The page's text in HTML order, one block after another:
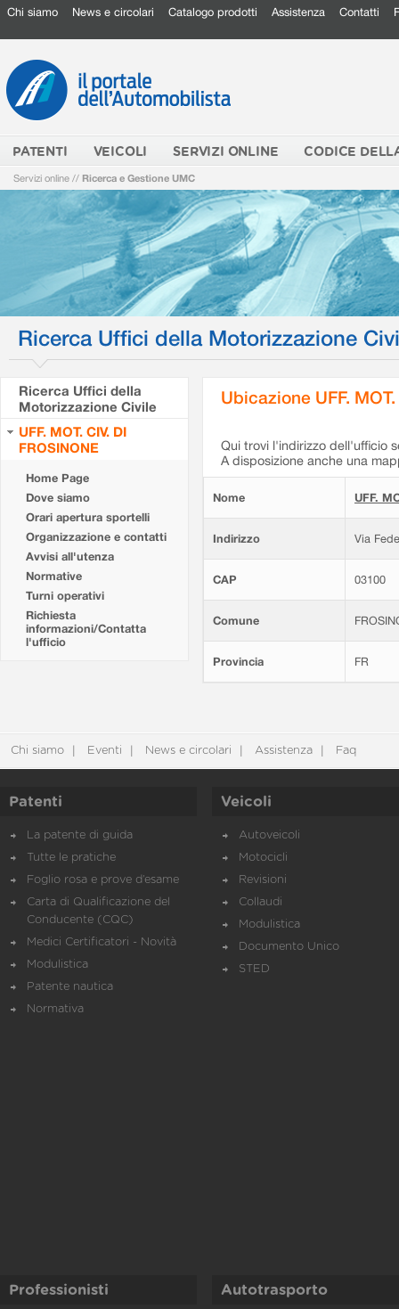
Chi siamo News e circolari Catalogo prodotti Assistenza Contatti
PATENTI VEICOLI SERVIZI ONLINE CODICE
Servizi online // Ricerca e Gestione UMC
Ricerca Uffici della Motorizzazione
Ricerca Uffici della
Motorizzazione Civile
UFF. MOT. CIV. DI
FROSINONE
Home Page
Dove siamo
Orari apertura sportelli
Organizzazione e contatti
Avvisi all'utenza
Normative
Turni operativi
Richiesta
informazioni/Contatta
l'ufficio
Ubicazione UFF.
Qui trovi l'indirizzo dell'ufficio
A disposizione anche una
Nome UFF.
Indirizzo Via
CAP 03100
Comune
Provincia FR
Chi siamo Eventi News e circolari Assistenza Faq
Patenti
La patente di guida
Tutte le pratiche
Foglio rosa e prove d’esame
Carta di Qualificazione del
Conducente (CQC)
Medici Certificatori - Novità
Modulistica
Patente nautica
Normativa
Veicoli
Autoveicoli
Motocicli
Revisioni
Collaudi
Modulistica
Documento Unico
STED
Professionisti Autotrasporto